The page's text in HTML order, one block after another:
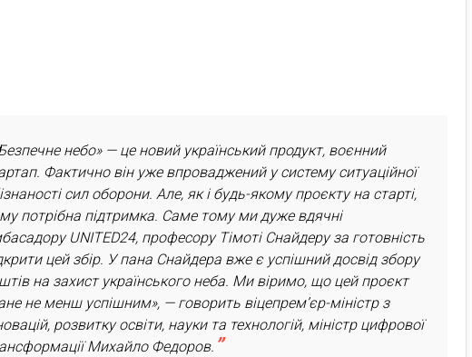
небо» — це новий український продукт, воєнний
Фактично він уже впроваджений у систему ситуаційної
сил оборони. Але, як і будь-якому проєкту на старті,
потрібна підтримка. Саме тому ми дуже вдячні
UNITED24, професору Тімоті Снайдеру за готовність
цей збір. У пана Снайдера вже є успішний досвід збору
на захист українського неба. Ми віримо, що цей проєкт
не менш успішним», — говорить віцепрем’єр-міністр з
розвитку освіти, науки та технологій, міністр цифрової
Михайло Федоров.